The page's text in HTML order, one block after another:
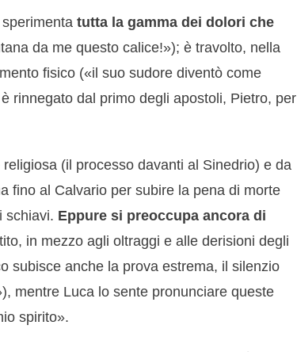
tutta la gamma dei dolori che
da me questo calice!»); è travolto, nella
fisico («il suo sudore diventò come
rinnegato dal primo degli apostoli, Pietro, per
(il processo davanti al Sinedrio) e da
fino al Calvario per subire la pena di morte
schiavi. Eppure si preoccupa ancora di
in mezzo agli oltraggi e alle derisioni degli
subisce anche la prova estrema, il silenzio
mentre Luca lo sente pronunciare queste
spirito».